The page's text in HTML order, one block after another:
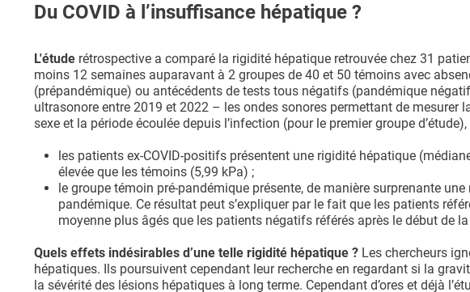
Du COVID à l’insuffisance hépatique ?
L'étude rétrospective a comparé la rigidité hépatique retrouvée chez 31
moins 12 semaines auparavant à 2 groupes de 40 et 50 témoins avec
(prépandémique) ou antécédents de tests tous négatifs (pandémique
ultrasonore entre 2019 et 2022 – les ondes sonores permettant de mesurer
sexe et la période écoulée depuis l’infection (pour le premier groupe d’étude),
les patients ex-COVID-positifs présentent une rigidité hépatique
élevée que les témoins (5,99 kPa) ;
le groupe témoin pré-pandémique présente, de manière surprenante
pandémique. Ce résultat peut s’expliquer par le fait que les patients
moyenne plus âgés que les patients négatifs référés après le début de
Quels effets indésirables d’une telle rigidité hépatique ? Les chercheurs
hépatiques. Ils poursuivent cependant leur recherche en regardant si la
la sévérité des lésions hépatiques à long terme. Cependant d’ores et déjà